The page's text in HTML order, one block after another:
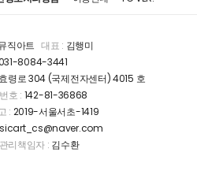
직아트 대표 : 김행미
8084-3441
령로 304 (국제전자센터) 4015 호
호 : 142-81-36868
: 2019-서울서초-1419
리책임자 : 김수환